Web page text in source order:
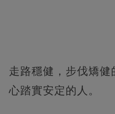
走路穩健，步伐矯健
心踏實安定的人。